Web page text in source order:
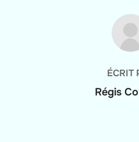
AUTEUR DE LA
ÉCRIT
Régis